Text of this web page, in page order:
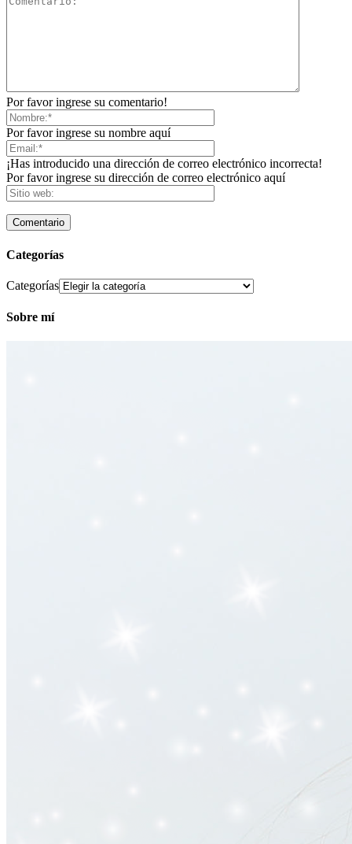
Por favor ingrese su comentario!
Por favor ingrese su nombre aquí
¡Has introducido una dirección de correo electrónico incorrecta!
Por favor ingrese su dirección de correo electrónico aquí
Categorías
Categorías
Sobre mí